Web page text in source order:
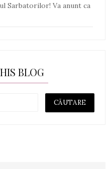
Sarbatorilor! Va anunt ca
BLOG